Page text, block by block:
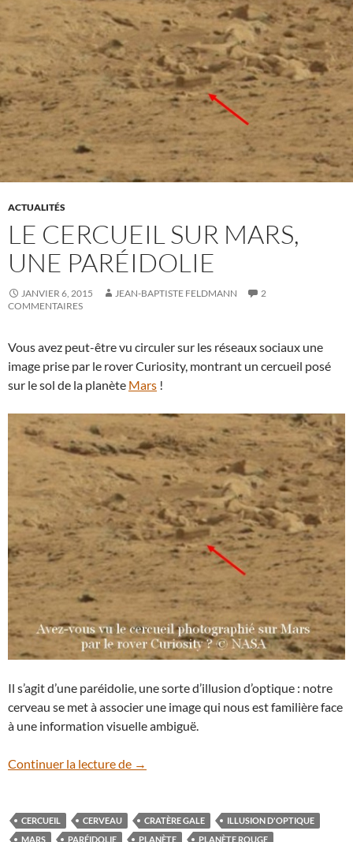
ACTUALITÉS
LE CERCUEIL SUR MARS,
UNE PARÉIDOLIE
JANVIER 6, 2015 JEAN-BAPTISTE FELDMANN
2
COMMENTAIRES
Vous avez peut-être vu circuler sur les réseaux sociaux une
image prise par le rover Curiosity, montrant un cercueil posé
sur le sol de la planète Mars !
Il s’agit d’une paréidolie, une sorte d’illusion d’optique : notre
cerveau se met à associer une image qui nous est familière face
à une information visuelle ambiguë.
Continuer la lecture de Le cercueil sur Mars, une paréidolie
→
CERCUEIL CERVEAU CRATÈRE GALE
ILLUSION D'OPTIQUE
MARS
PARÉIDOLIE PLANÈTE PLANÈTE ROUGE